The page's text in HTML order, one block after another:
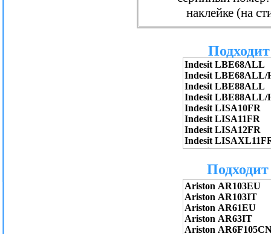
наклейке (на